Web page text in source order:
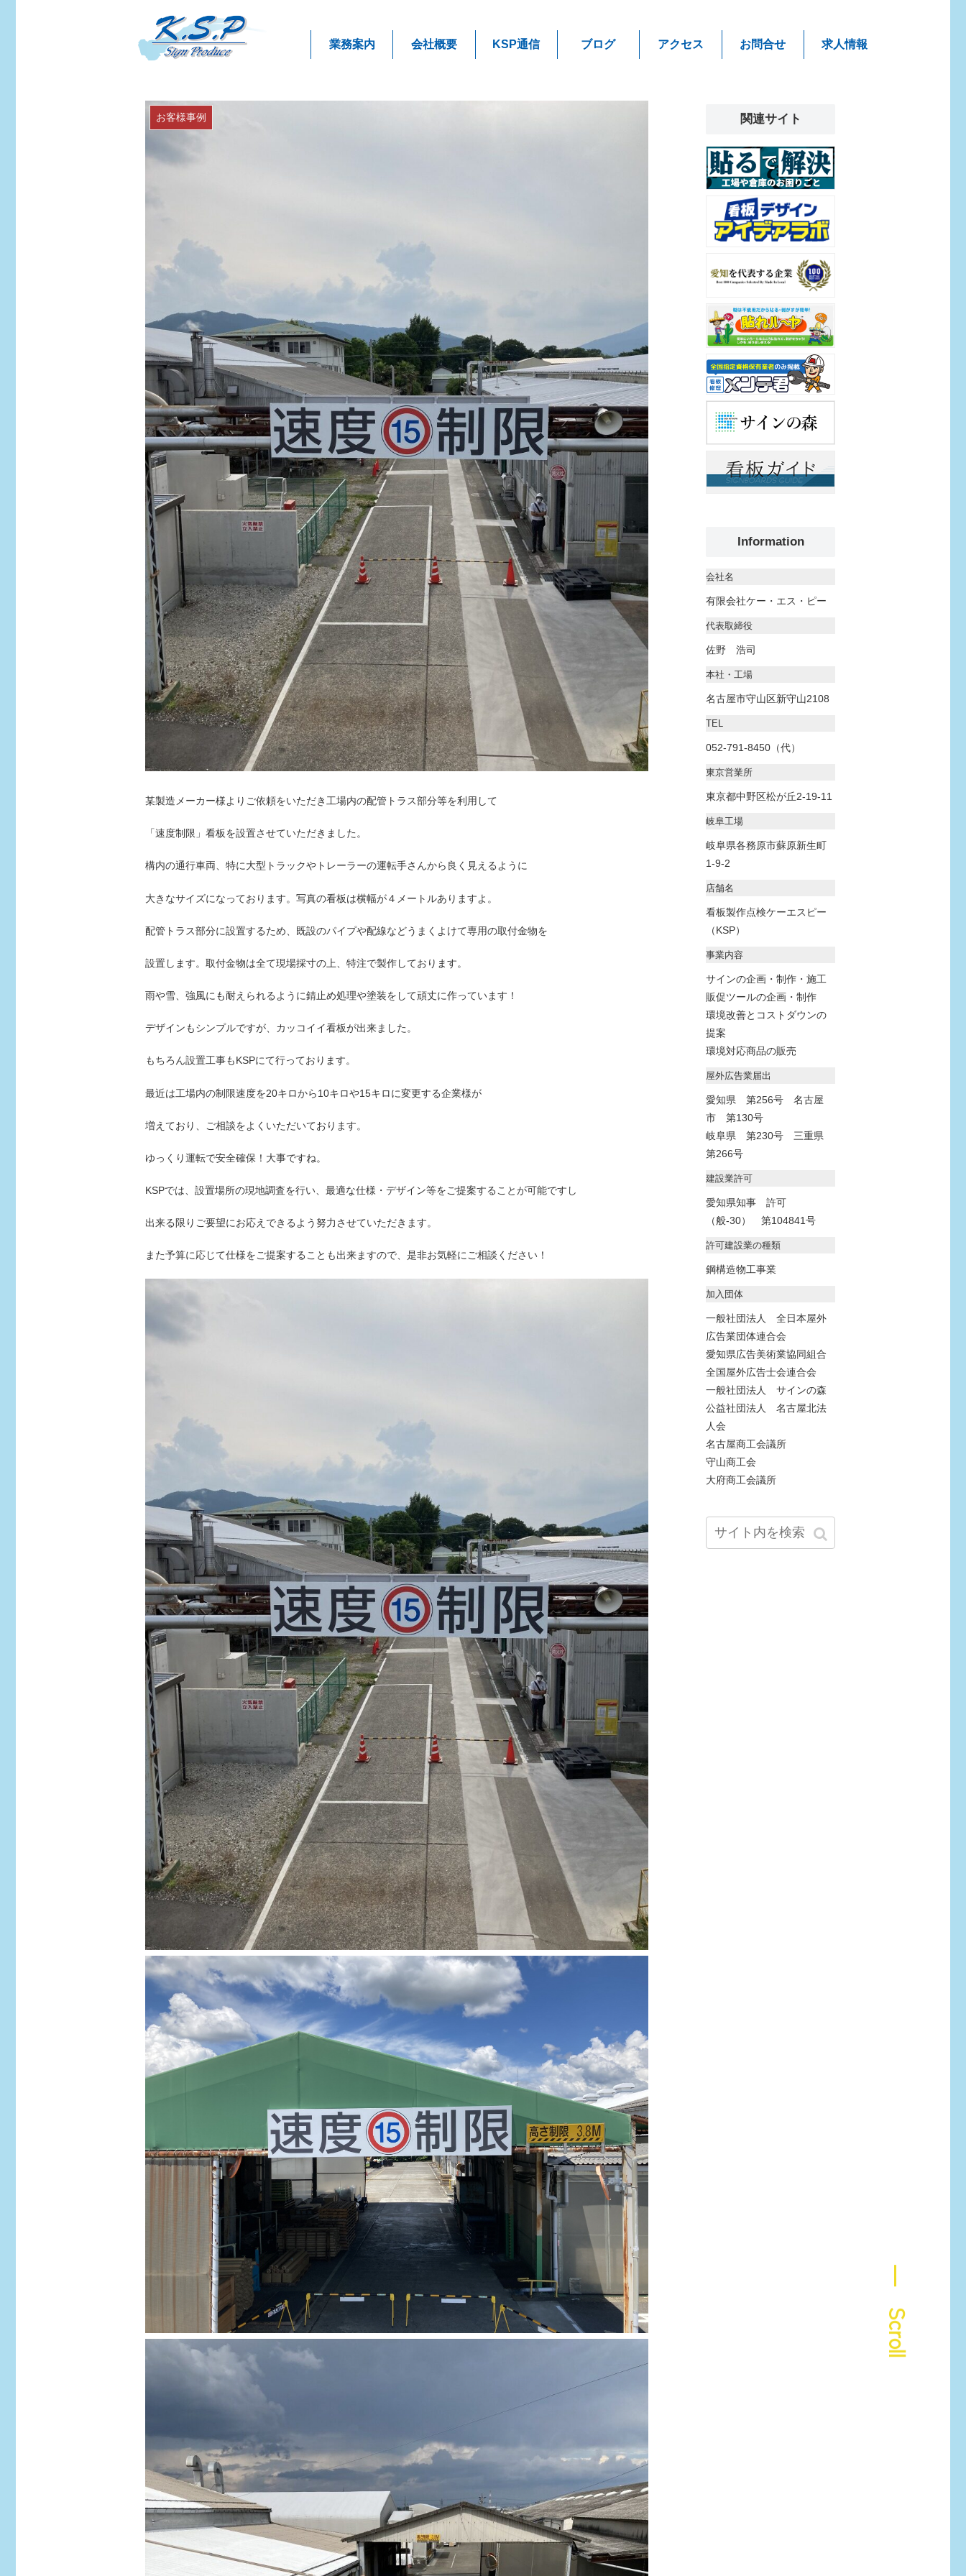
業務案内 会社概要 KSP通信 ブログ アクセス お問合せ 求人情報
― Scroll
お客様事例
某製造メーカー様よりご依頼をいただき工場内の配管トラス部分等を利用して
「速度制限」看板を設置させていただきました。
構内の通行車両、特に大型トラックやトレーラーの運転手さんから良く見えるように
大きなサイズになっております。写真の看板は横幅が４メートルありますよ。
配管トラス部分に設置するため、既設のパイプや配線などうまくよけて専用の取付金物を
設置します。取付金物は全て現場採寸の上、特注で製作しております。
雨や雪、強風にも耐えられるように錆止め処理や塗装をして頑丈に作っています！
デザインもシンプルですが、カッコイイ看板が出来ました。
もちろん設置工事もKSPにて行っております。
最近は工場内の制限速度を20キロから10キロや15キロに変更する企業様が
増えており、ご相談をよくいただいております。
ゆっくり運転で安全確保！大事ですね。
KSPでは、設置場所の現地調査を行い、最適な仕様・デザイン等をご提案することが可能ですし
出来る限りご要望にお応えできるよう努力させていただきます。
また予算に応じて仕様をご提案することも出来ますので、是非お気軽にご相談ください！
関連サイト
Information
会社名
有限会社ケー・エス・ピー
代表取締役
佐野 浩司
本社・工場
名古屋市守山区新守山2108
TEL
052-791-8450（代）
東京営業所
東京都中野区松が丘2-19-11
岐阜工場
岐阜県各務原市蘇原新生町
1-9-2
店舗名
看板製作点検ケーエスピー
（KSP）
事業内容
サインの企画・制作・施工
販促ツールの企画・制作
環境改善とコストダウンの
提案
環境対応商品の販売
屋外広告業届出
愛知県 第256号 名古屋
市 第130号
岐阜県 第230号 三重県
第266号
建設業許可
愛知県知事 許可
（般-30） 第104841号
許可建設業の種類
鋼構造物工事業
加入団体
一般社団法人 全日本屋外
広告業団体連合会
愛知県広告美術業協同組合
全国屋外広告士会連合会
一般社団法人 サインの森
公益社団法人 名古屋北法
人会
名古屋商工会議所
守山商工会
大府商工会議所